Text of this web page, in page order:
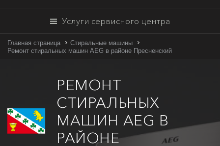
Услуги сервисного центра
Главная страница
Стиральные машины
Ремонт стиральных машин AEG в районе Пресненский
РЕМОНТ
СТИРАЛЬНЫХ
МАШИН AEG В
РАЙОНЕ